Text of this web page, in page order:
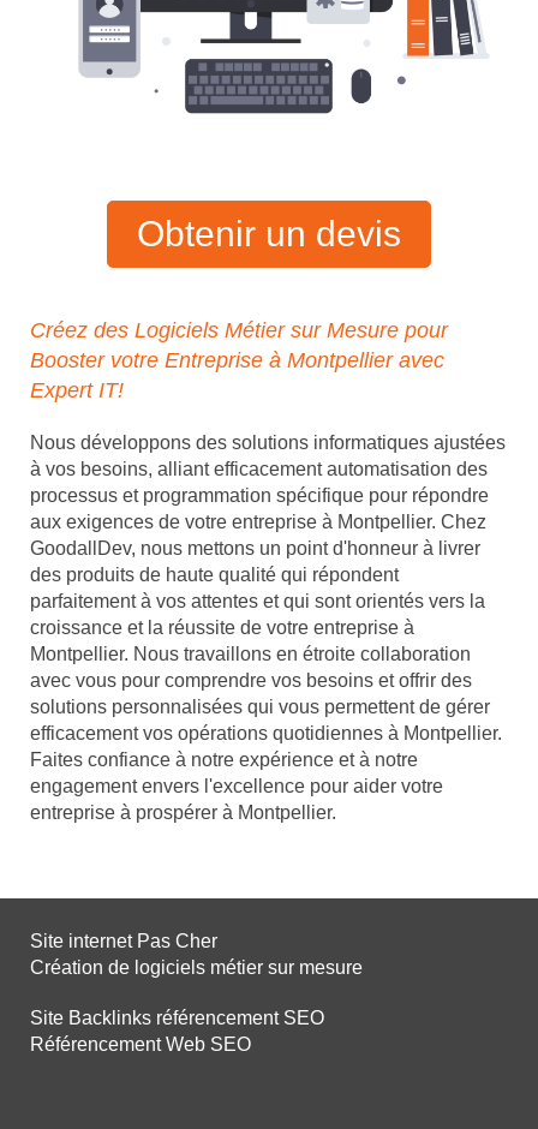
Obtenir un devis
Créez des Logiciels Métier sur Mesure pour
Booster votre Entreprise à Montpellier avec
Expert IT!
Nous développons des solutions informatiques ajustées
à vos besoins, alliant efficacement automatisation des
processus et programmation spécifique pour répondre
aux exigences de votre entreprise à Montpellier. Chez
GoodallDev, nous mettons un point d'honneur à livrer
des produits de haute qualité qui répondent
parfaitement à vos attentes et qui sont orientés vers la
croissance et la réussite de votre entreprise à
Montpellier. Nous travaillons en étroite collaboration
avec vous pour comprendre vos besoins et offrir des
solutions personnalisées qui vous permettent de gérer
efficacement vos opérations quotidiennes à Montpellier.
Faites confiance à notre expérience et à notre
engagement envers l'excellence pour aider votre
entreprise à prospérer à Montpellier.
Site internet Pas Cher
Création de logiciels métier sur mesure
Site Backlinks référencement SEO
Référencement Web SEO